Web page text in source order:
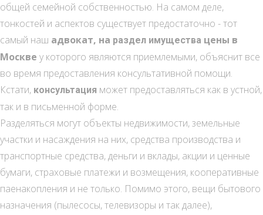
общей семейной собственностью. На самом деле,
тонкостей и аспектов существует предостаточно - тот
самый наш адвокат, на раздел имущества цены в
Москве у которого являются приемлемыми, объяснит все
во время предоставления консультативной помощи.
Кстати, консультация может предоставляться как в устной,
так и в письменной форме.
Разделяться могут объекты недвижимости, земельные
участки и насаждения на них, средства производства и
транспортные средства, деньги и вклады, акции и ценные
бумаги, страховые платежи и возмещения, кооперативные
паенакопления и не только. Помимо этого, вещи бытового
назначения (пылесосы, телевизоры и так далее),